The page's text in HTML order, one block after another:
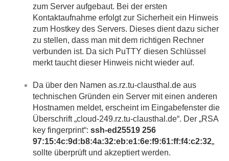
zum Server aufgebaut. Bei der ersten
Kontaktaufnahme erfolgt zur Sicherheit ein Hinweis
zum Hostkey des Servers. Dieses dient dazu sicher
zu stellen, dass man mit dem richtigen Rechner
verbunden ist. Da sich PuTTY diesen Schlüssel
merkt taucht dieser Hinweis nicht wieder auf.
Da über den Namen as.rz.tu-clausthal.de aus
technischen Gründen ein Server mit einen anderen
Hostnamen meldet, erscheint im Eingabefenster die
Überschrift „cloud-249.rz.tu-clausthal.de“. Der „RSA
key fingerprint“: ssh-ed25519 256
97:15:4c:9d:b8:4a:32:eb:e1:6e:f9:61:ff:f4:c2:32„
sollte überprüft und akzeptiert werden.